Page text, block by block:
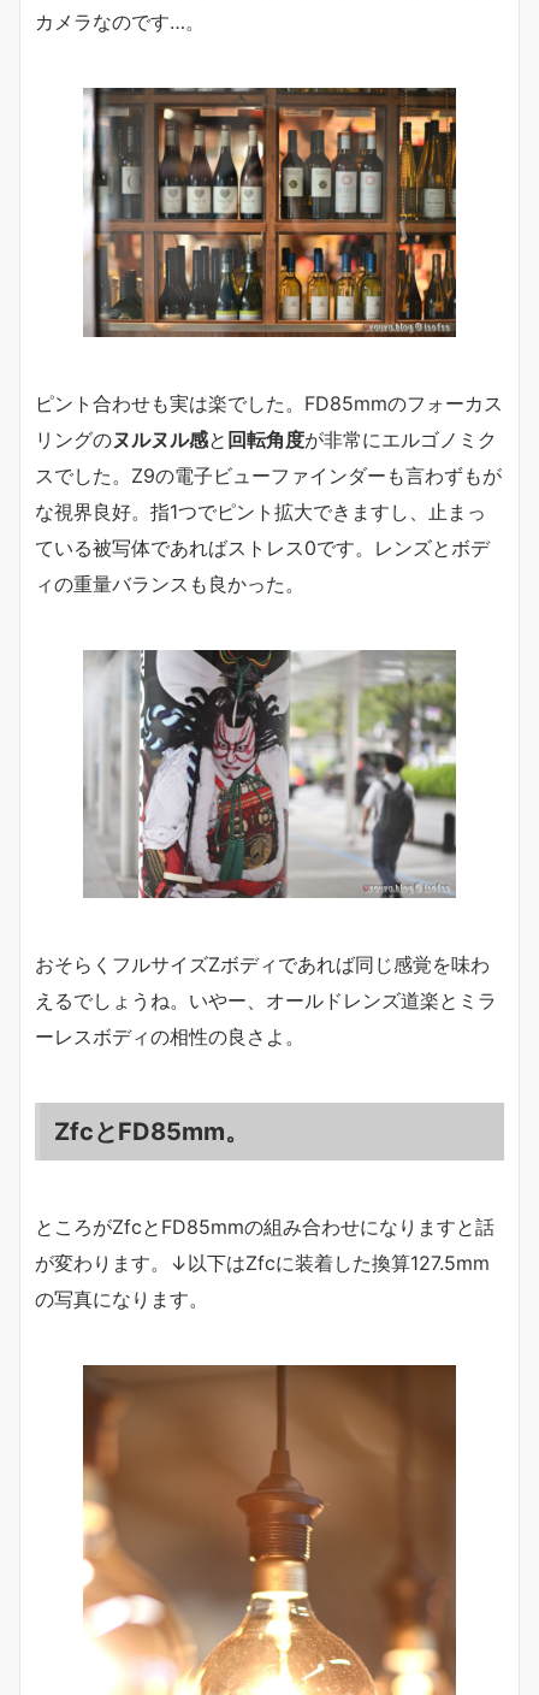
カメラなのです…。
ピント合わせも実は楽でした。FD85mmのフォーカス
リングのヌルヌル感と 回転角度が非常にエルゴノミク
スでした。Z9の電子ビューファインダーも言わずもが
な視界良好。指1つでピント拡大できますし、止まっ
ている被写体であればストレス0です。レンズとボデ
ィの重量バランスも良かった。
おそらくフルサイズZボディであれば同じ感覚を味わ
えるでしょうね。いやー、オールドレンズ道楽とミラ
ーレスボディの相性の良さよ。
ZfcとFD85mm。
ところがZfcとFD85mmの組み合わせになりますと話
が変わります。↓以下はZfcに装着した換算127.5mm
の写真になります。